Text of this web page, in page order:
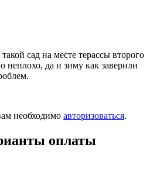
сад на месте терассы второго
неплохо, да и зиму как заверили
необходимо авторизоваться.
оплаты